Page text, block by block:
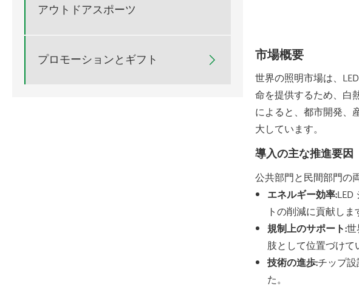
アウトドアスポーツ
プロモーションとギフト  市場概要
世界の照明市場は、
命を提供するため、白
によると、都市開発、
大しています。
導入の主な推進要因
公共部門と民間部門の
エネルギー効率:
トの削減に貢献しま
規制上のサポート:
肢として位置づけて
技術の進歩:チップ
た。